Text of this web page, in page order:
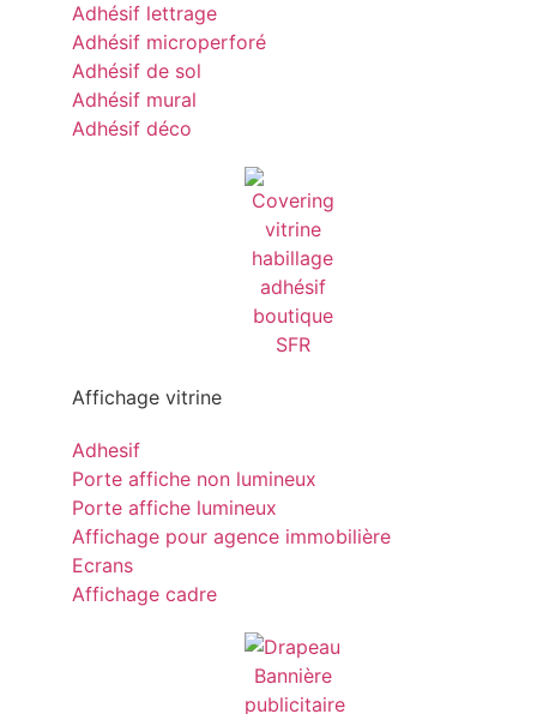
Adhésif lettrage
Adhésif microperforé
Adhésif de sol
Adhésif mural
Adhésif déco
Affichage vitrine
Adhesif
Porte affiche non lumineux
Porte affiche lumineux
Affichage pour agence immobilière
Ecrans
Affichage cadre